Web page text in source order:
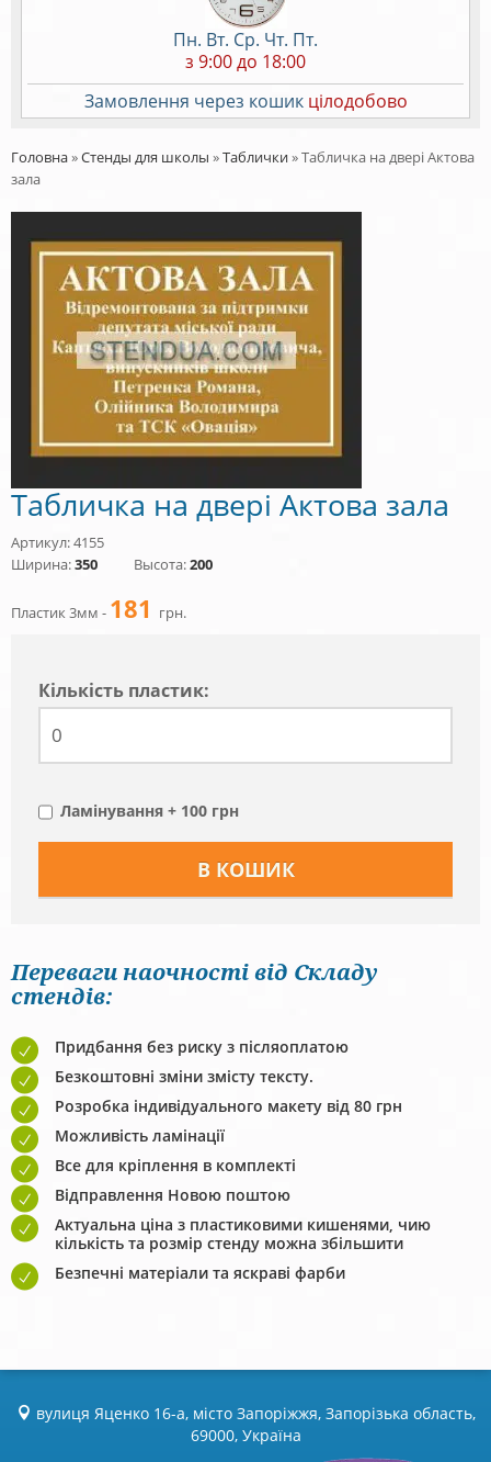
Пн. Вт. Ср. Чт. Пт.
з 9:00 до 18:00
Замовлення через кошик цілодобово
Головна»Стенды для школы »Таблички»Табличка на двері Актова
зала
Табличка на двері Актова зала
Артикул: 4155
Ширина:350 Высота:200
Пластик 3мм - 181 грн.
Кiлькiсть пластик:
Ламінування + 100 грн
Переваги наочності від Складу
стендів:
Придбання без риску з післяоплатою
Безкоштовні зміни змісту тексту.
Розробка індивідуального макету від 80 грн
Можливість ламінації
Все для кріплення в комплекті
Відправлення Новою поштою
Актуальна ціна з пластиковими кишенями, чию
кількість та розмір стенду можна збільшити
Безпечні матеріали та яскраві фарби
вулиця Яценко 16-а, місто Запоріжжя, Запорізька область,
69000, Україна